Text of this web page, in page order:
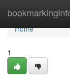
Home
Home
1